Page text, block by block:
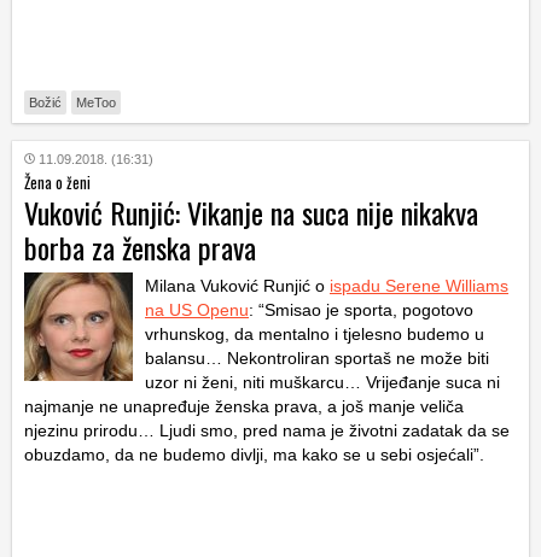
Božić MeToo
11.09.2018. (16:31)
Žena o ženi
Vuković Runjić: Vikanje na suca nije nikakva
borba za ženska prava
Milana Vuković Runjić o ispadu Serene Williams
na US Openu: “Smisao je sporta, pogotovo
vrhunskog, da mentalno i tjelesno budemo u
balansu… Nekontroliran sportaš ne može biti
uzor ni ženi, niti muškarcu… Vrijeđanje suca ni
najmanje ne unapređuje ženska prava, a još manje veliča
njezinu prirodu… Ljudi smo, pred nama je životni zadatak da se
obuzdamo, da ne budemo divlji, ma kako se u sebi osjećali”.